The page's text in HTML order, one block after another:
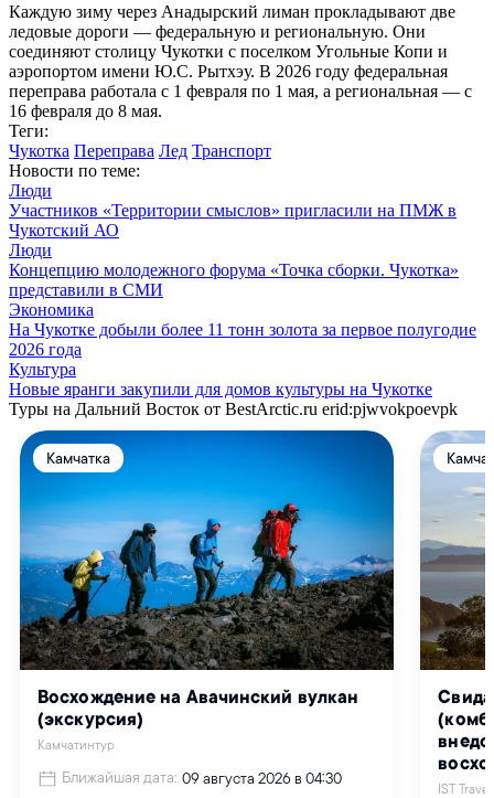
Каждую зиму через Анадырский лиман прокладывают две
ледовые дороги — федеральную и региональную. Они
соединяют столицу Чукотки с поселком Угольные Копи и
аэропортом имени Ю.С. Рытхэу. В 2026 году федеральная
переправа работала с 1 февраля по 1 мая, а региональная — с
16 февраля до 8 мая.
Теги:
Чукотка Переправа Лед Транспорт
Новости по теме:
Люди
Участников «Территории смыслов» пригласили на ПМЖ в
Чукотский АО
Люди
Концепцию молодежного форума «Точка сборки. Чукотка»
представили в СМИ
Экономика
На Чукотке добыли более 11 тонн золота за первое полугодие
2026 года
Культура
Новые яранги закупили для домов культуры на Чукотке
Туры на Дальний Восток от BestArctic.ru erid:pjwvokpoevpk